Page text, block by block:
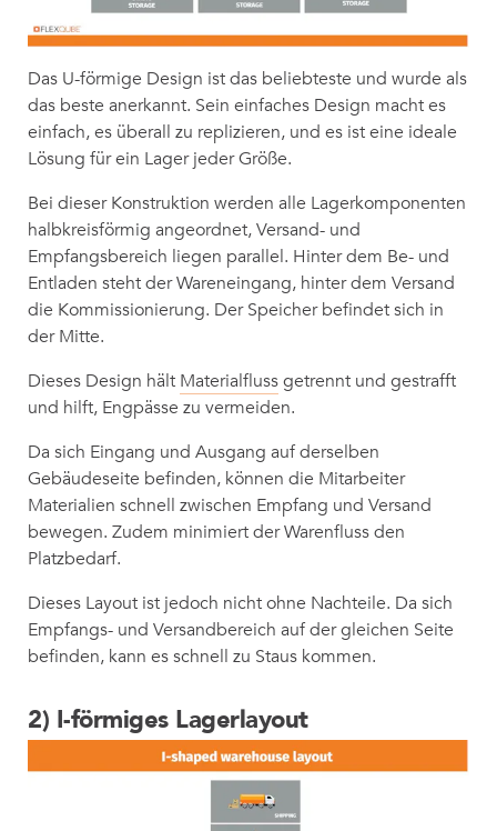
Das U-förmige Design ist das beliebteste und wurde als
das beste anerkannt. Sein einfaches Design macht es
einfach, es überall zu replizieren, und es ist eine ideale
Lösung für ein Lager jeder Größe.
Bei dieser Konstruktion werden alle Lagerkomponenten
halbkreisförmig angeordnet, Versand- und
Empfangsbereich liegen parallel. Hinter dem Be- und
Entladen steht der Wareneingang, hinter dem Versand
die Kommissionierung. Der Speicher befindet sich in
der Mitte.
Dieses Design hält Materialflussgetrennt und gestrafft
und hilft, Engpässe zu vermeiden.
Da sich Eingang und Ausgang auf derselben
Gebäudeseite befinden, können die Mitarbeiter
Materialien schnell zwischen Empfang und Versand
bewegen. Zudem minimiert der Warenfluss den
Platzbedarf.
Dieses Layout ist jedoch nicht ohne Nachteile. Da sich
Empfangs- und Versandbereich auf der gleichen Seite
befinden, kann es schnell zu Staus kommen.
2) I-förmiges Lagerlayout